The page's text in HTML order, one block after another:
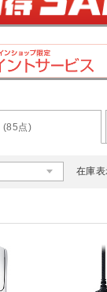
(85点)
在庫表